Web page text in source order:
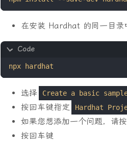
在安装 Hardhat 的同一目录
1
选择 Create a basic
按回车键指定 Hardhat
如果您想添加一个问题，请
按回车键